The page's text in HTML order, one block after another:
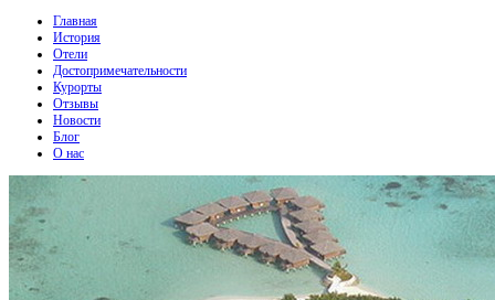
Главная
История
Отели
Достопримечательности
Курорты
Отзывы
Новости
Блог
О нас